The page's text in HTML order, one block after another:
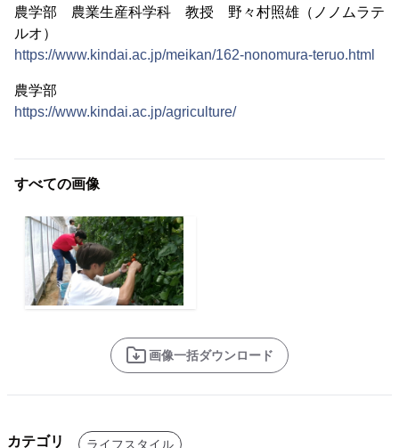
農学部 農業生産科学科 教授 野々村照雄（ノノムラテ
ルオ）
https://www.kindai.ac.jp/meikan/162-nonomura-teruo.html
農学部
https://www.kindai.ac.jp/agriculture/
すべての画像
画像一括ダウンロード
カテゴリ ライフスタイル